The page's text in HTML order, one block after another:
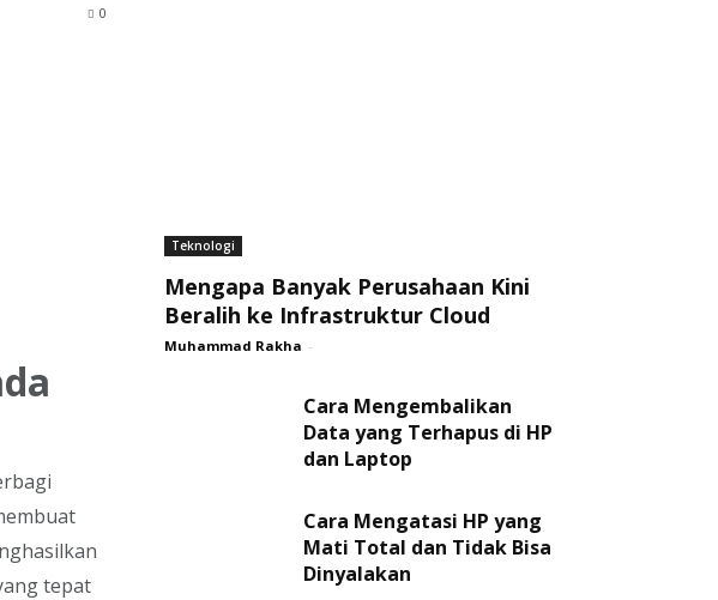
0
tepat
Teknologi
Mengapa Banyak Perusahaan Kini
Beralih ke Infrastruktur Cloud
Muhammad Rakha -
Cara Mengembalikan
Data yang Terhapus di HP
dan Laptop
Cara Mengatasi HP yang
Mati Total dan Tidak Bisa
Dinyalakan